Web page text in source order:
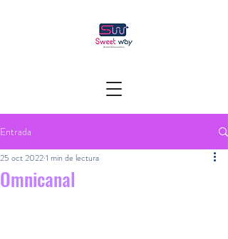
Entrada
Omnicanal
25 oct 20221 min de lectura